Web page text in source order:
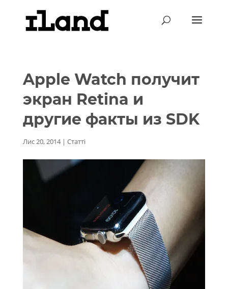
Apple Watch получит
экран Retina и
другие факты из SDK
Лис 20, 2014| Статті